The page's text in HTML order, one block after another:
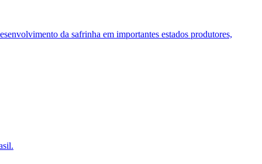
da safrinha em importantes estados produtores,